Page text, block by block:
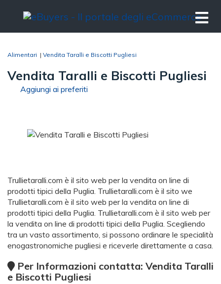
Alimentari | Vendita Taralli e Biscotti Pugliesi
Vendita Taralli e Biscotti Pugliesi
Aggiungi ai preferiti
Trullietaralli.com è il sito web per la vendita on line di
prodotti tipici della Puglia. Trullietaralli.com è il sito we
Trullietaralli.com è il sito web per la vendita on line di
prodotti tipici della Puglia. Trullietaralli.com è il sito web per
la vendita on line di prodotti tipici della Puglia. Scegliendo
tra un vasto assortimento, si possono ordinare le specialità
enogastronomiche pugliesi e riceverle direttamente a casa.
Per Informazioni contatta: Vendita Taralli
e Biscotti Pugliesi